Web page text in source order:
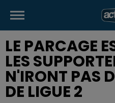
LE PARCAGE
LES
N'IRONT PAS
DE LIGUE 2